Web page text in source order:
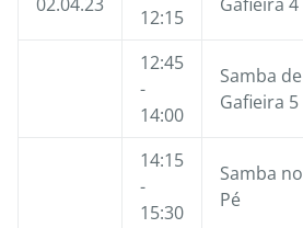
12:15
12:45
-
14:00
Samba de
Gafieira 5
14:15
-
15:30
Samba no
Pé